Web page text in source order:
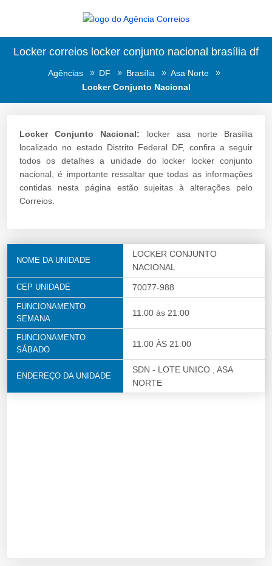
Locker correios locker conjunto nacional brasília df
Agências DF Brasília
Asa Norte
Locker Conjunto Nacional
Locker Conjunto Nacional: locker asa norte Brasília
localizado no estado Distrito Federal DF, confira a seguir
todos os detalhes a unidade do locker locker conjunto
nacional, é importante ressaltar que todas as informações
contidas nesta página estão sujeitas à alterações pelo
Correios.
NOME DA UNIDADE
LOCKER CONJUNTO
NACIONAL
CEP UNIDADE 70077-988
FUNCIONAMENTO
SEMANA
11:00 às 21:00
FUNCIONAMENTO
SÁBADO
11:00 ÀS 21:00
ENDEREÇO DA UNIDADE
SDN - LOTE UNICO , ASA
NORTE